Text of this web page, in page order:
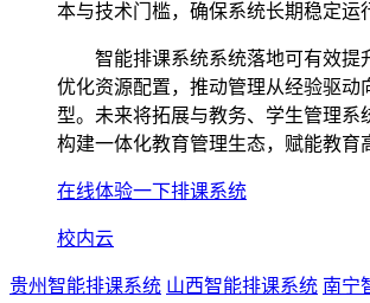
本与技术门槛，确保系统长期稳定运
智能排课系统系统落地可有效提
优化资源配置，推动管理从经验驱动
型。未来将拓展与教务、学生管理系
构建一体化教育管理生态，赋能教育
在线体验一下排课系统
校内云
贵州智能排课系统 山西智能排课系统 南宁